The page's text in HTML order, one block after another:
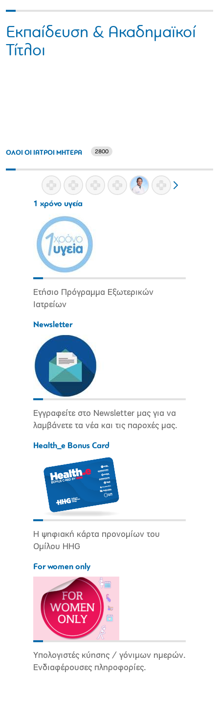
Εκπαίδευση & Ακαδημαϊκοί
Τίτλοι
ΟΛΟΙ ΟΙ ΙΑΤΡΟΙ ΜΗΤΕΡΑ 2800
1 χρόνο υγεία
Ετήσιο Πρόγραμμα Εξωτερικών
Ιατρείων
Newsletter
Εγγραφείτε στο Newsletter μας για να
λαμβάνετε τα νέα και τις παροχές μας.
Health_e Bonus Card
Η ψηφιακή κάρτα προνομίων του
Ομίλου HHG
For women only
Υπολογιστές κύησης / γόνιμων ημερών.
Ενδιαφέρουσες πληροφορίες.